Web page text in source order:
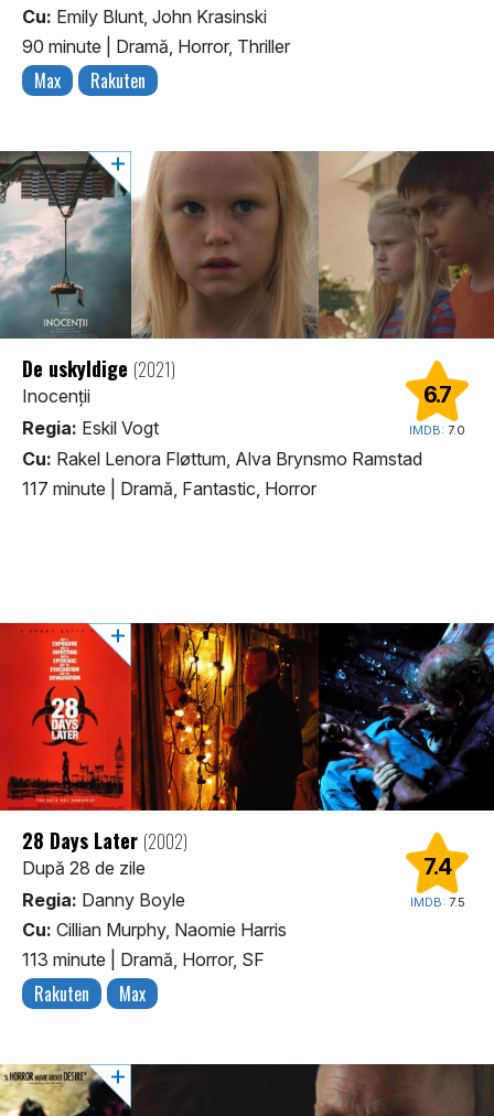
Cu: Emily Blunt, John Krasinski
90 minute
Dramă, Horror, Thriller
Max Rakuten
6.7
IMDB: 7.0
De uskyldige (2021)
Inocenții
Regia: Eskil Vogt
Cu: Rakel Lenora Fløttum, Alva Brynsmo Ramstad
117 minute
Dramă, Fantastic, Horror
7.4
IMDB: 7.5
28 Days Later (2002)
După 28 de zile
Regia: Danny Boyle
Cu: Cillian Murphy, Naomie Harris
113 minute
Dramă, Horror, SF
Rakuten Max